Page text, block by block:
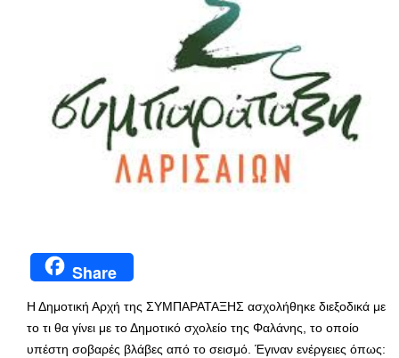
Share
Η Δημοτική Αρχή της ΣΥΜΠΑΡΑΤΑΞΗΣ ασχολήθηκε διεξοδικά με
το τι θα γίνει με το Δημοτικό σχολείο της Φαλάνης, το οποίο
υπέστη σοβαρές βλάβες από το σεισμό. Έγιναν ενέργειες όπως: